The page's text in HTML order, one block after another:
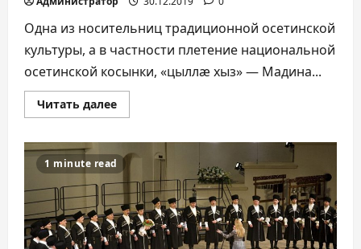
Одна из носительниц традиционной осетинской
культуры, а в частности плетение национальной
осетинской косынки, «цыллæ xыз» — Мадина...
Читать далееПрочитать
больше
1 minute read